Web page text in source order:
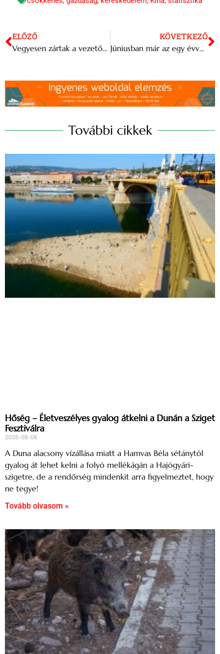
ELŐZŐ
Vegyesen zártak a vezető részvények a magyar tőzsdén
KÖVETKEZŐ
Júniusban már az egy évvel ezelőtti aktivitás volt jellemző az ingatlanpiacon a Duna House szerint
További cikkek
Hőség – Életveszélyes gyalog átkelni a Dunán a Sziget
Fesztiválra
2026-08-08
A Duna alacsony vízállása miatt a Hamvas Béla sétánytól
gyalog át lehet kelni a folyó mellékágán a Hajógyári-
szigetre, de a rendőrség mindenkit arra figyelmeztet, hogy
ne tegye!
Tovább olvasom »